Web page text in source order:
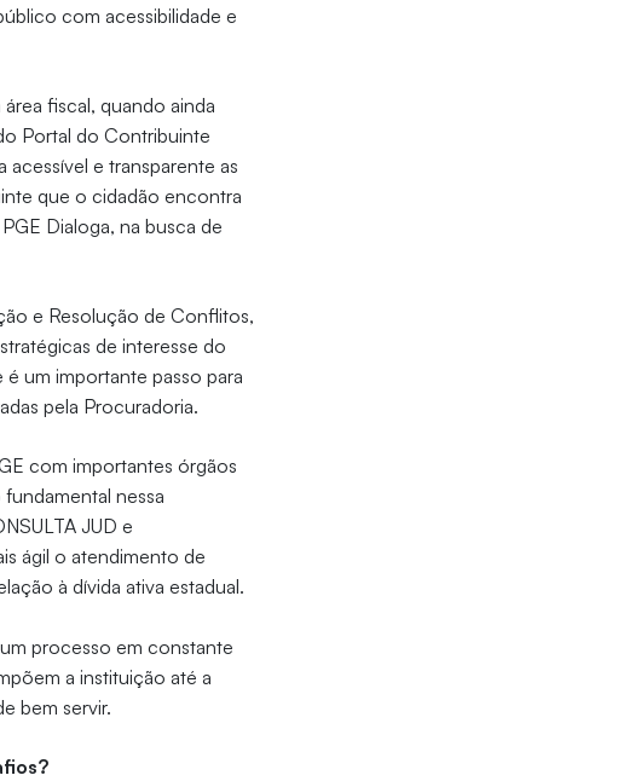
com acessibilidade e
fiscal, quando ainda
Portal do Contribuinte
e transparente as
que o cidadão encontra
Dialoga, na busca de
e Resolução de Conflitos,
de interesse do
um importante passo para
pela Procuradoria.
com importantes órgãos
nessa
JUD e
ágil o atendimento de
à dívida ativa estadual.
processo em constante
a instituição até a
bem servir.